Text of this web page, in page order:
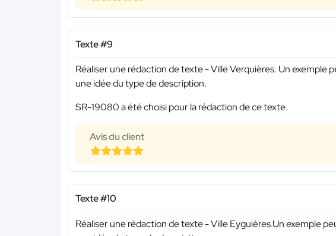
Texte #9
Réaliser une rédaction de texte - Ville Verquières. Un exemple
une idée du type de description.
SR-19080 a été choisi pour la rédaction de ce texte.
Avis du client
Texte #10
Réaliser une rédaction de texte - Ville Eyguières.Un exemple